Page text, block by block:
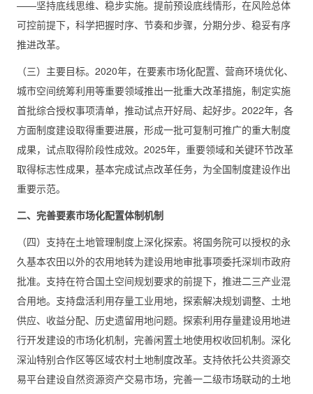
——坚持底线思维、稳步实施。提前预设底线情形，在风险总体
可控前提下，科学把握时序、节奏和步骤，分期分步、稳妥有序
推进改革。
（三）主要目标。2020年，在要素市场化配置、营商环境优化、
城市空间统筹利用等重要领域推出一批重大改革措施，制定实施
首批综合授权事项清单，推动试点开好局、起好步。2022年，各
方面制度建设取得重要进展，形成一批可复制可推广的重大制度
成果，试点取得阶段性成效。2025年，重要领域和关键环节改革
取得标志性成果，基本完成试点改革任务，为全国制度建设作出
重要示范。
二、完善要素市场化配置体制机制
（四）支持在土地管理制度上深化探索。将国务院可以授权的永
久基本农田以外的农用地转为建设用地审批事项委托深圳市政府
批准。支持在符合国土空间规划要求的前提下，推进二三产业混
合用地。支持盘活利用存量工业用地，探索解决规划调整、土地
供应、收益分配、历史遗留用地问题。探索利用存量建设用地进
行开发建设的市场化机制，完善闲置土地使用权收回机制。深化
深汕特别合作区等区域农村土地制度改革。支持依托公共资源交
易平台建设自然资源资产交易市场，完善一二级市场联动的土地